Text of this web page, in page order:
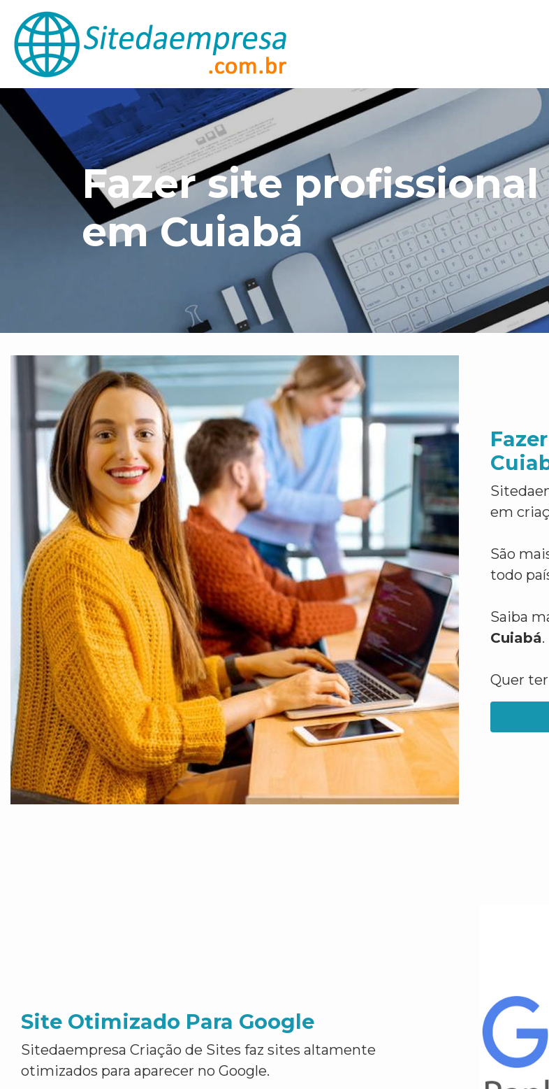
Fazer site
em Cuiabá
em
São
todo
Saiba
Cuiabá.
Quer
Site Otimizado Para Google
Sitedaempresa Criação de Sites faz sites altamente
otimizados para aparecer no Google.